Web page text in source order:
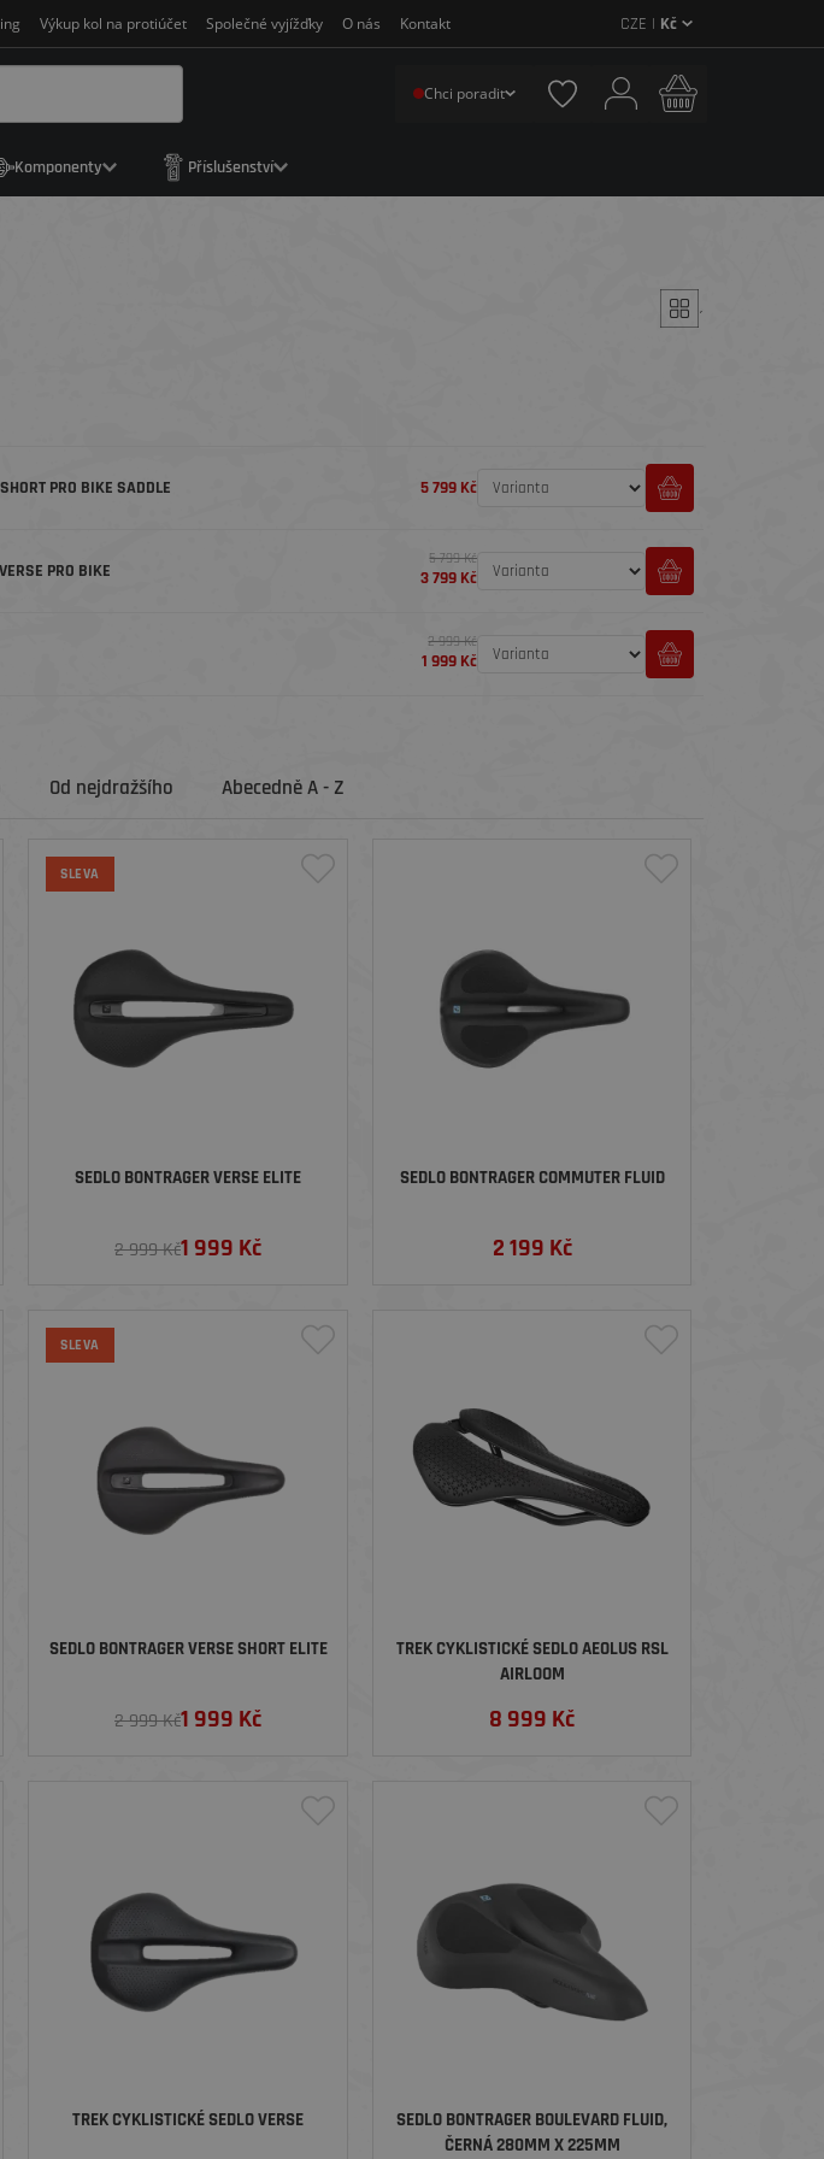
Výkup kol na protiúčet Společné vyjížďky O nás Kontakt CZE | Kč
Chci poradit
Komponenty Příslušenství
´
PRO BIKE SADDLE 5 799 Kč
PRO BIKE
5 799 Kč
3 799 Kč
2 999 Kč
1 999 Kč
Od nejdražšího Abecedně A - Z
SLEVA
SEDLO BONTRAGER VERSE ELITE
2 999 Kč1 999 Kč
SEDLO BONTRAGER COMMUTER FLUID
2 199 Kč
SLEVA
SEDLO BONTRAGER VERSE SHORT ELITE
2 999 Kč1 999 Kč
TREK CYKLISTICKÉ SEDLO AEOLUS RSL
AIRLOOM
8 999 Kč
TREK CYKLISTICKÉ SEDLO VERSE
SEDLO BONTRAGER BOULEVARD FLUID,
ČERNÁ 280MM X 225MM